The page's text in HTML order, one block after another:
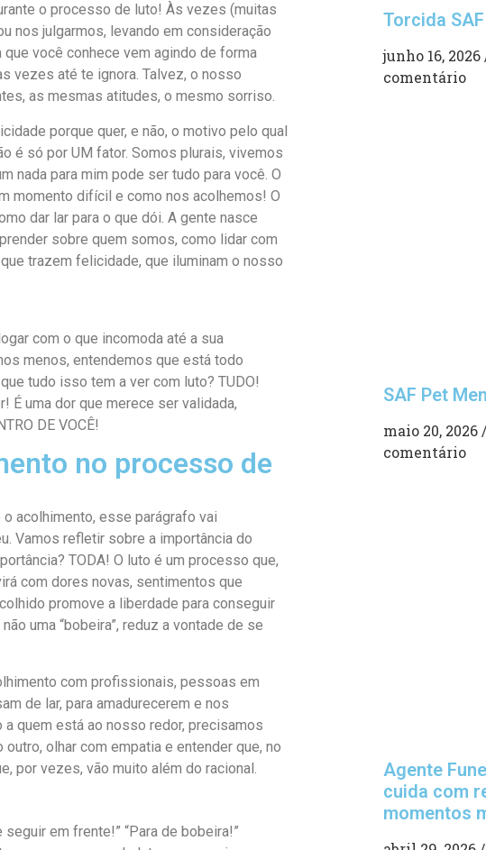
o processo de luto! Às vezes (muitas
nos julgarmos, levando em consideração
você conhece vem agindo de forma
vezes até te ignora. Talvez, o nosso
as mesmas atitudes, o mesmo sorriso.
porque quer, e não, o motivo pelo qual
é só por UM fator. Somos plurais, vivemos
nada para mim pode ser tudo para você. O
momento difícil e como nos acolhemos! O
dar lar para o que dói. A gente nasce
sobre quem somos, como lidar com
trazem felicidade, que iluminam o nosso
com o que incomoda até a sua
menos, entendemos que está todo
tudo isso tem a ver com luto? TUDO!
É uma dor que merece ser validada,
DE VOCÊ!
no processo de
o acolhimento, esse parágrafo vai
Vamos refletir sobre a importância do
TODA! O luto é um processo que,
com dores novas, sentimentos que
promove a liberdade para conseguir
uma “bobeira”, reduz a vontade de se
com profissionais, pessoas em
de lar, para amadurecerem e nos
quem está ao nosso redor, precisamos
olhar com empatia e entender que, no
por vezes, vão muito além do racional.
em frente!” “Para de bobeira!”
Torcida SAF
junho 16, 2026
comentário
SAF Pet
maio 20, 2026
comentário
Agente
cuida com
momentos